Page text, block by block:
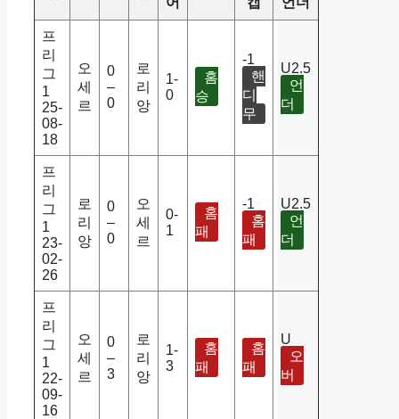
프
리
그
1
25-
08-
18
오
세
르
0
–
0
로
리
앙
1-
0
홈
승
-1
핸
디
무
U2.5
언
더
프
리
그
1
23-
02-
26
로
리
앙
0
–
0
오
세
르
0-
1
홈
패
-1
홈
패
U2.5
언
더
프
리
그
1
22-
09-
16
오
세
르
0
–
3
로
리
앙
1-
3
홈
패
홈
패
U
오
버